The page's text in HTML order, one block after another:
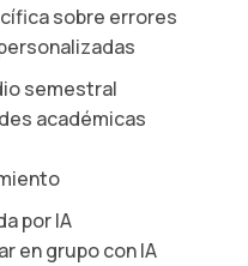
sobre errores
semestral
académicas
por IA
en grupo con IA